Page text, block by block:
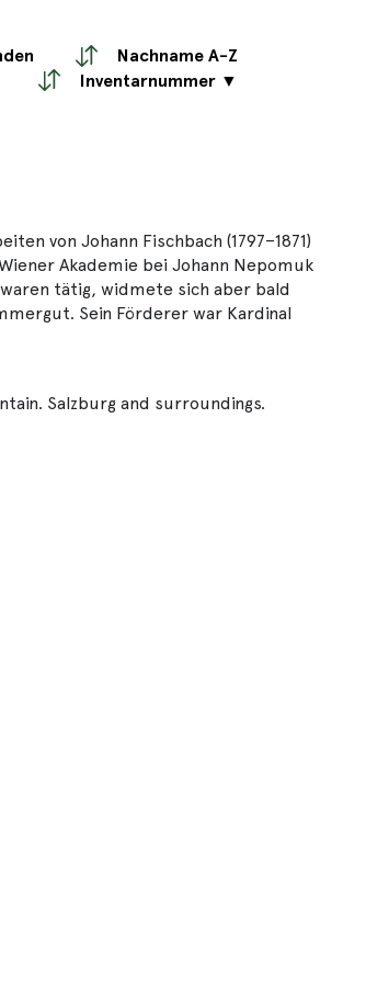
Nachname A-Z
Inventarnummer ▼
von Johann Fischbach (1797–1871)
Akademie bei Johann Nepomuk
tätig, widmete sich aber bald
Sein Förderer war Kardinal
Salzburg and surroundings.